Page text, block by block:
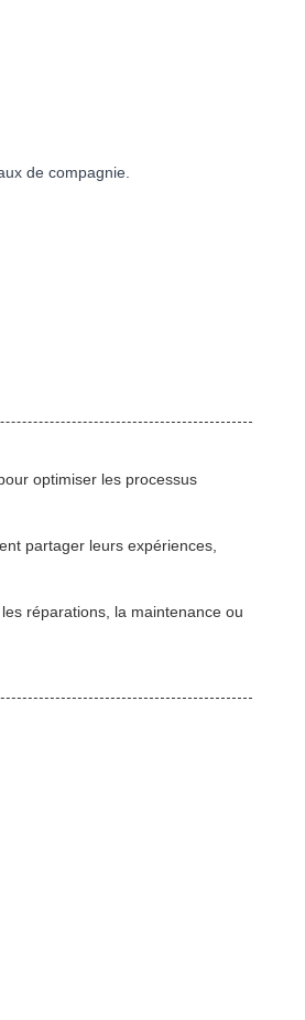
de compagnie.
optimiser les processus
partager leurs expériences,
réparations, la maintenance ou